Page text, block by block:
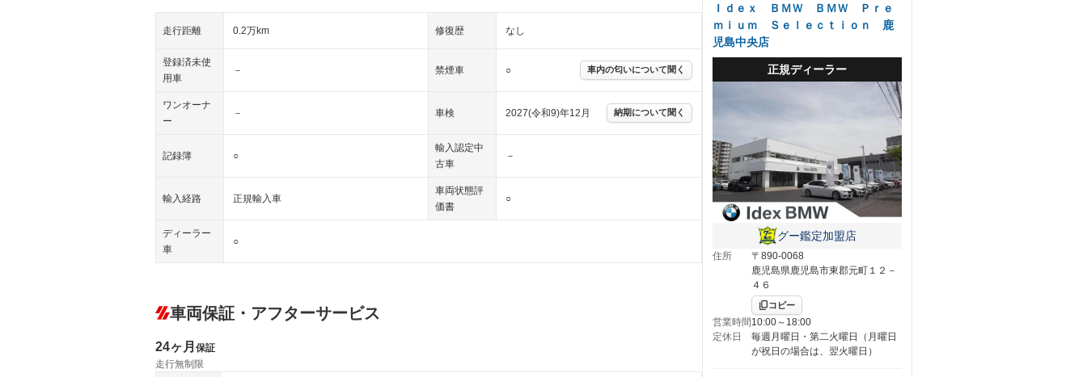
走行距離 0.2万km 修復歴 なし
登録済未使
用車
－ 禁煙車 ○ 車内の匂いについて聞く
ワンオーナ
ー
－ 車検 2027(令和9)年12月 納期について聞く
記録簿 ○
輸入認定中
古車
－
輸入経路 正規輸入車
車両状態評
価書
○
ディーラー
車
○
車両保証・アフターサービス
24ヶ月 保証
走行無制限
Ｉｄｅｘ ＢＭＷ ＢＭＷ Ｐｒｅ
ｍｉｕｍ Ｓｅｌｅｃｔｉｏｎ 鹿
児島中央店
正規ディーラー
グー鑑定加盟店
住所
〒890-0068
鹿児島県鹿児島市東郡元町１２－
４６
コピー
営業時間 10:00～18:00
定休日
毎週月曜日・第二火曜日（月曜日
が祝日の場合は、翌火曜日）